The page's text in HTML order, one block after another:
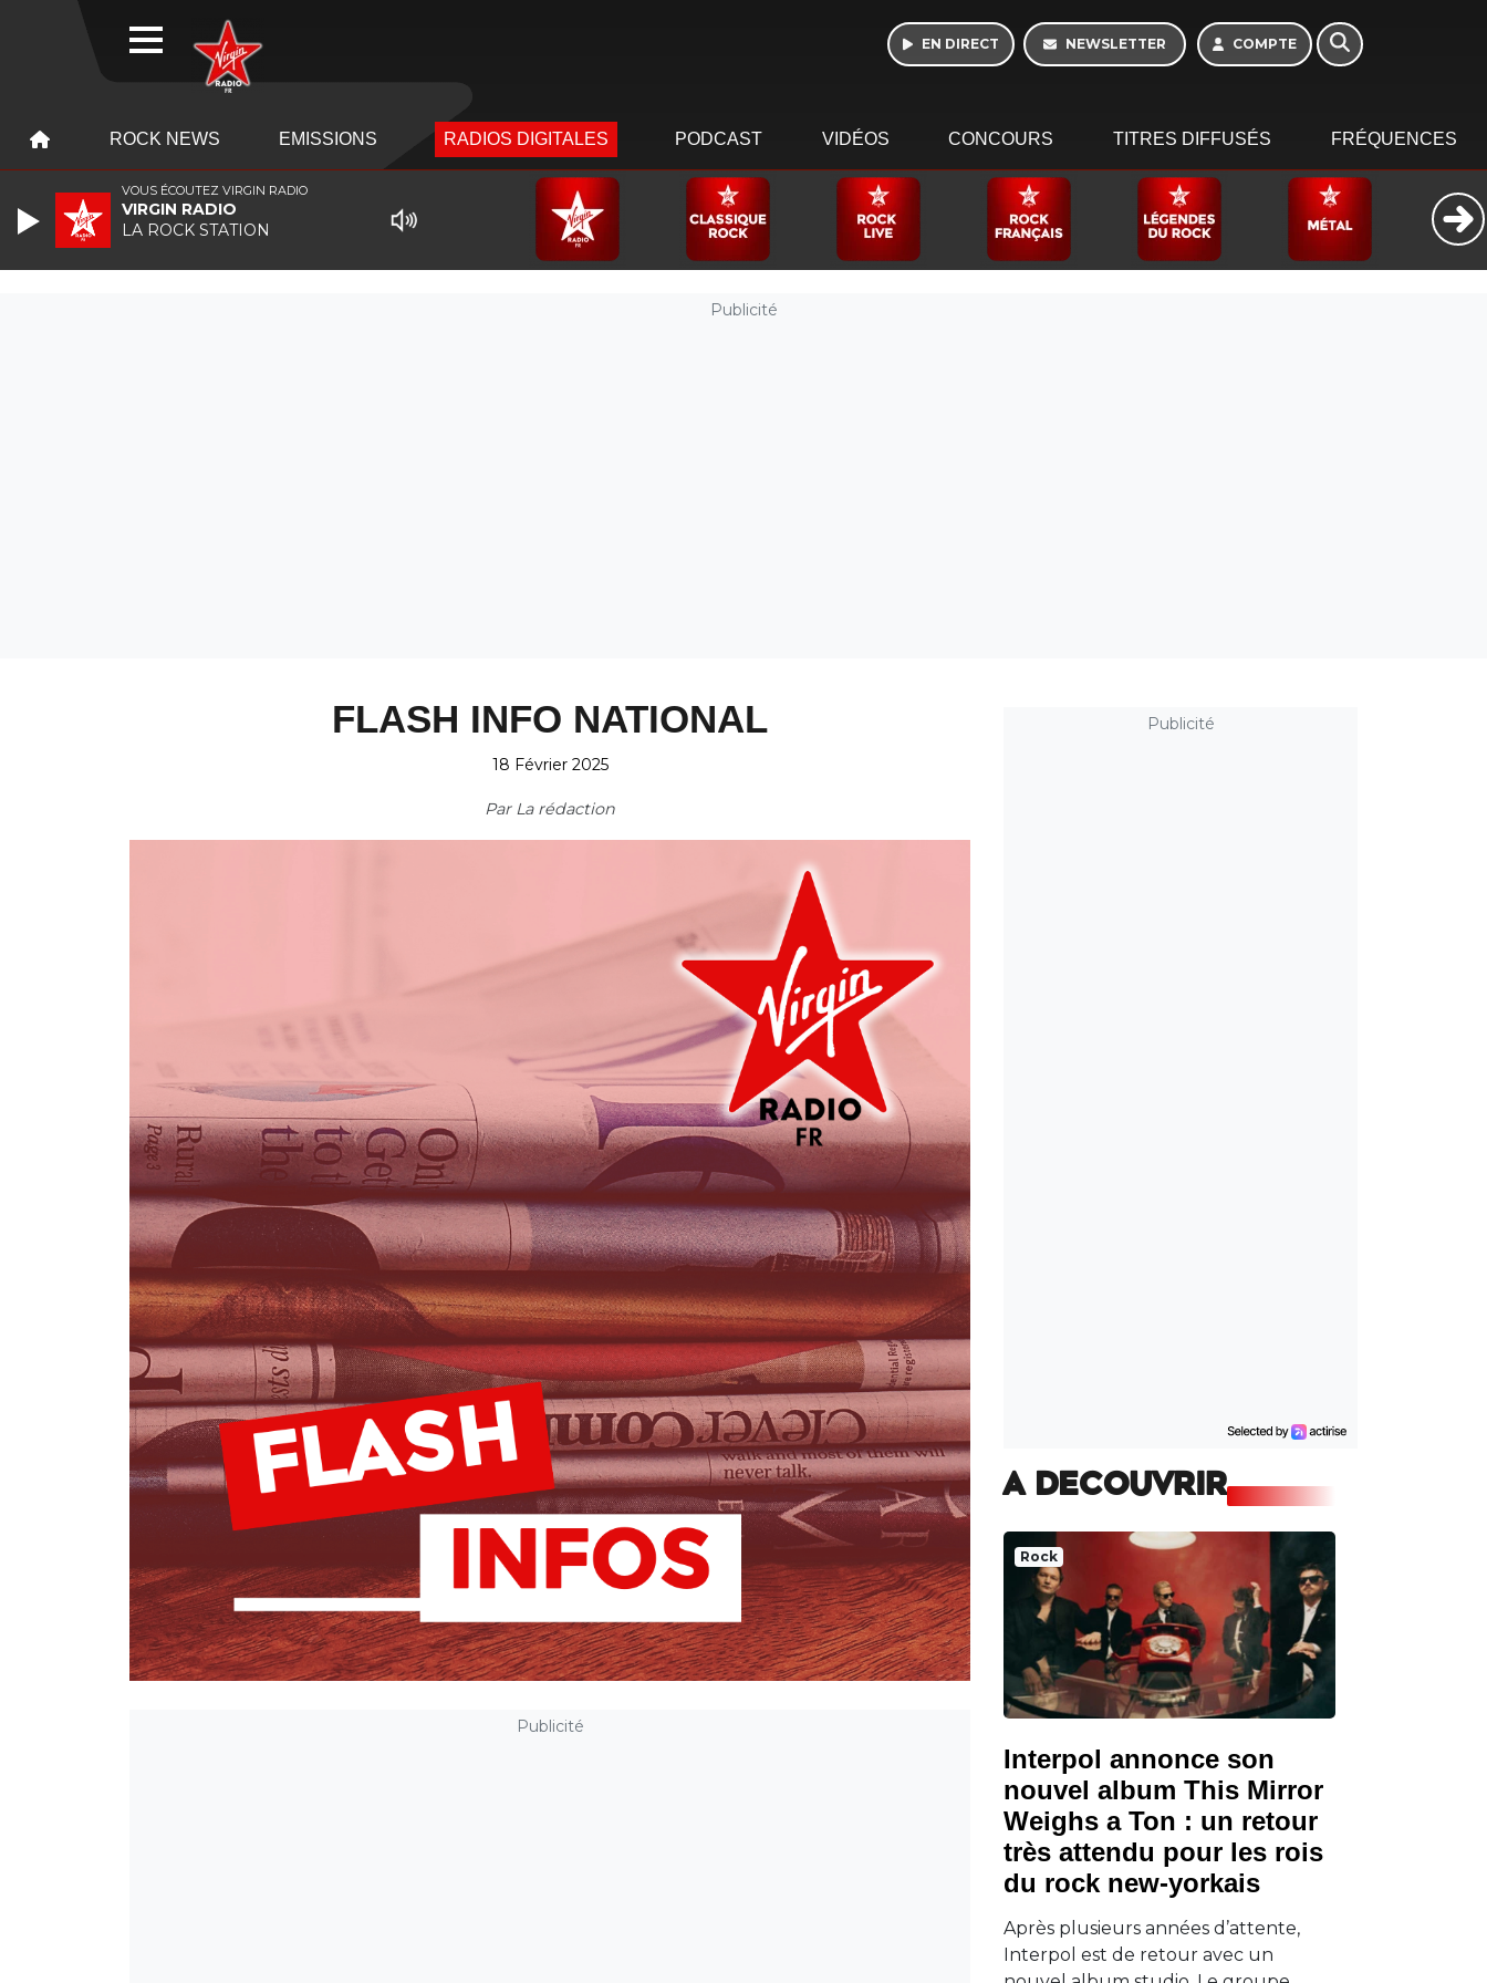
EN DIRECT NEWSLETTER COMPTE
ROCK NEWS EMISSIONS RADIOS DIGITALES PODCAST VIDÉOS CONCOURS TITRES DIFFUSÉS FRÉQUENCES
Publicité
FLASH INFO NATIONAL
18 Février 2025
Par La rédaction
Publicité
Publicité
A DECOUVRIR
Rock
Interpol annonce son
nouvel album This Mirror
Weighs a Ton : un retour
très attendu pour les rois
du rock new-yorkais
Après plusieurs années d’attente,
Interpol est de retour avec un
VOUS ÉCOUTEZ VIRGIN RADIO
VIRGIN RADIO
LA ROCK STATION
WEBRADIO
16h - 20h